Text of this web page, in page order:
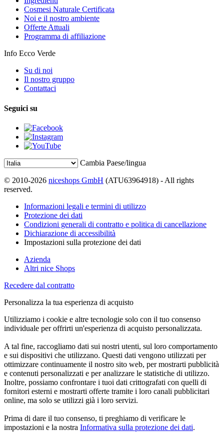
Cosmesi Naturale Certificata
Noi e il nostro ambiente
Offerte Attuali
Programma di affiliazione
Info Ecco Verde
Su di noi
Il nostro gruppo
Contattaci
Seguici su
Cambia Paese/lingua
© 2010-2026 niceshops GmbH (ATU63964918) - All rights
reserved.
Informazioni legali e termini di utilizzo
Protezione dei dati
Condizioni generali di contratto e politica di cancellazione
Dichiarazione di accessibilità
Impostazioni sulla protezione dei dati
Azienda
Altri nice Shops
Recedere dal contratto
Personalizza la tua esperienza di acquisto
Utilizziamo i cookie e altre tecnologie solo con il tuo consenso
individuale per offrirti un'esperienza di acquisto personalizzata.
A tal fine, raccogliamo dati sui nostri utenti, sul loro comportamento
e sui dispositivi che utilizzano. Questi dati vengono utilizzati per
ottimizzare continuamente il nostro sito web, per mostrarti pubblicità
e contenuti personalizzati e per analizzare le statistiche di utilizzo.
Inoltre, possiamo confrontare i tuoi dati crittografati con quelli di
fornitori esterni e mostrarti offerte tramite i loro canali pubblicitari
online, ma solo se utilizzi già i loro servizi.
Prima di dare il tuo consenso, ti preghiamo di verificare le
impostazioni e la nostra Informativa sulla protezione dei dati.